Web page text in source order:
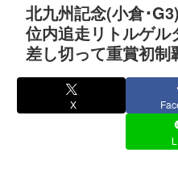
北九州記念(小倉･
位内追走リトルゲル
差し切って重賞初制
X